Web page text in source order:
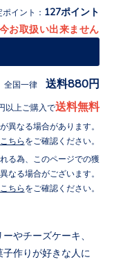
イント： 127ポイント
お取扱い出来ません
全国一律 送料880円
以上ご購入で送料無料
異なる場合があります。
ちら をご確認ください。
る為、このページでの獲
なる場合がございます。
ちら をご確認ください。
やチーズケーキ、
作りが好きな人に